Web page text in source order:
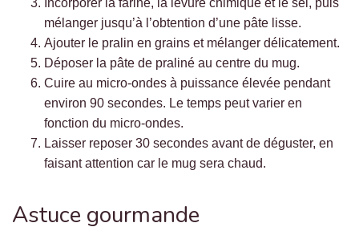
Incorporer la farine, la levure chimique et le sel, puis
mélanger jusqu’à l’obtention d’une pâte lisse.
Ajouter le pralin en grains et mélanger délicatement.
Déposer la pâte de praliné au centre du mug.
Cuire au micro-ondes à puissance élevée pendant
environ 90 secondes. Le temps peut varier en
fonction du micro-ondes.
Laisser reposer 30 secondes avant de déguster, en
faisant attention car le mug sera chaud.
Astuce gourmande